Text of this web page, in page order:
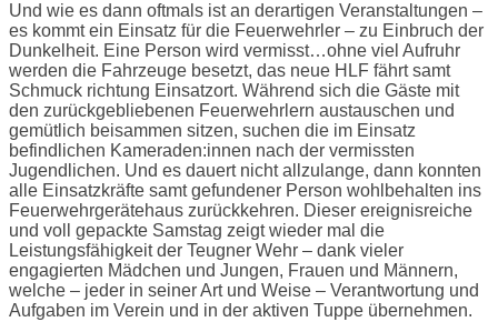
Und wie es dann oftmals ist an derartigen Veranstaltungen –
es kommt ein Einsatz für die Feuerwehrler – zu Einbruch der
Dunkelheit. Eine Person wird vermisst…ohne viel Aufruhr
werden die Fahrzeuge besetzt, das neue HLF fährt samt
Schmuck richtung Einsatzort. Während sich die Gäste mit
den zurückgebliebenen Feuerwehrlern austauschen und
gemütlich beisammen sitzen, suchen die im Einsatz
befindlichen Kameraden:innen nach der vermissten
Jugendlichen. Und es dauert nicht allzulange, dann konnten
alle Einsatzkräfte samt gefundener Person wohlbehalten ins
Feuerwehrgerätehaus zurückkehren. Dieser ereignisreiche
und voll gepackte Samstag zeigt wieder mal die
Leistungsfähigkeit der Teugner Wehr – dank vieler
engagierten Mädchen und Jungen, Frauen und Männern,
welche – jeder in seiner Art und Weise – Verantwortung und
Aufgaben im Verein und in der aktiven Tuppe übernehmen.